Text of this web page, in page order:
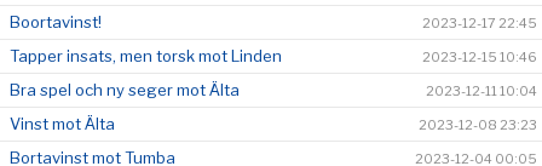
Boortavinst! 2023-12-17 22:45
Tapper insats, men torsk mot Linden 2023-12-15 10:46
Bra spel och ny seger mot Älta 2023-12-11 10:04
Vinst mot Älta 2023-12-08 23:23
Bortavinst mot Tumba 2023-12-04 00:05